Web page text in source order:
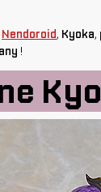
Nendoroid, Kyoka,
!